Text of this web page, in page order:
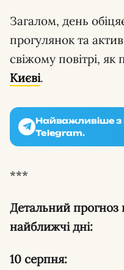
Загалом, день
прогулянок та
свіжому повітрі, як
Києві.
Найважливіше з
Telegram.
***
Детальний прогноз
найближчі дні:
10 серпня: